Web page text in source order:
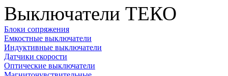
Выключатели ТЕКО
Блоки сопряжения
Емкостные выключатели
Индуктивные выключатели
Датчики скорости
Оптические выключатели